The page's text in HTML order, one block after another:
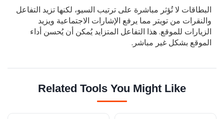
البطاقات لا تُؤثر مباشرة على ترتيب السيو، لكنها تزيد التفاعل
والنقرات من تويتر مما يرفع الإشارات الاجتماعية ويزيد
الزيارات للموقع. هذا التفاعل المتزايد يُمكن أن يُحسن أداء
الموقع بشكل غير مباشر.
Related Tools You Might Like